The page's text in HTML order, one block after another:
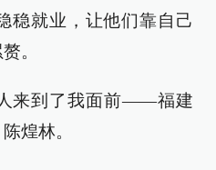
稳就业，让他们靠自己
。
来到了我面前——福建
煌林。